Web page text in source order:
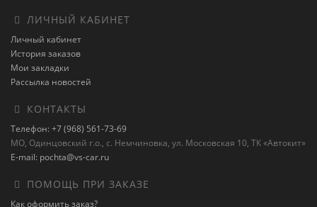
ЛИЧНЫЙ КАБИНЕТ
Личный кабинет
История заказов
Мои закладки
Рассылка новостей
КОНТАКТЫ
Телефон: +7 (968) 561-73-69
МО, Одинцовский г.о., с. Немчиновка, ул. Московская 10, ТК «Автокит»
E-mail: pochta@vs-car.ru
ПОМОЩЬ ПРИ ЗАКАЗЕ
Как оформить заказ?